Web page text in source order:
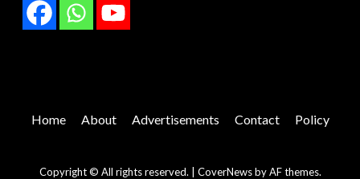
Home About Advertisements Contact Policy
Copyright © All rights reserved. CoverNewsby AF themes.